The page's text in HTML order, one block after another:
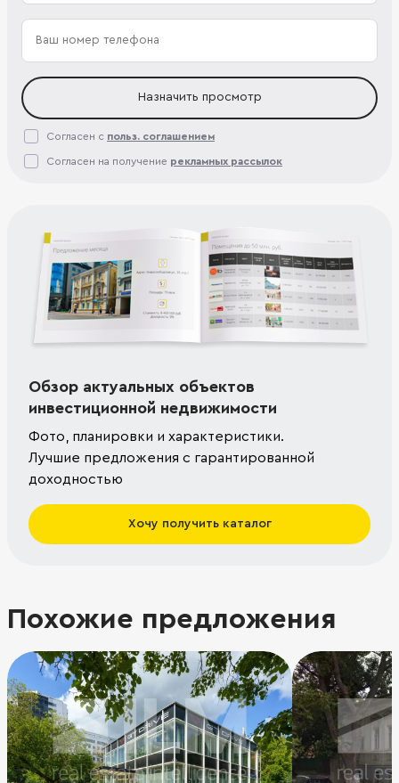
Назначить просмотр
Согласен с польз. соглашением
Согласен на получение рекламных рассылок
Обзор актуальных объектов
инвестиционной недвижимости
Фото, планировки и характеристики.
Лучшие предложения с гарантированной
доходностью
Хочу получить каталог
Похожие предложения